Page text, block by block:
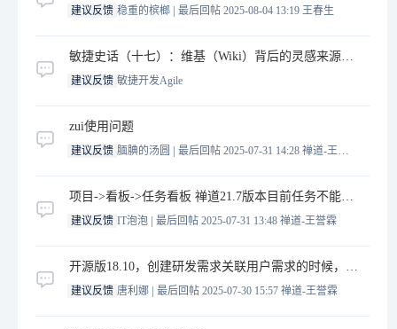
建议反馈 稳重的槟榔 | 最后回帖 2025-08-04 13:19 王春生
敏捷史话（十七）：维基（Wiki）背后的灵感来源—— Ward Cunningham
建议反馈 敏捷开发Agile
zui使用问题
建议反馈 腼腆的汤圆 | 最后回帖 2025-07-31 14:28 禅道-王誉霖
项目->看板->任务看板 禅道21.7版本目前任务不能直接拖拽了
建议反馈 IT泡泡 | 最后回帖 2025-07-31 13:48 禅道-王誉霖
开源版18.10，创建研发需求关联用户需求的时候，经常关联到别的
建议反馈 唐利娜 | 最后回帖 2025-07-30 15:57 禅道-王誉霖